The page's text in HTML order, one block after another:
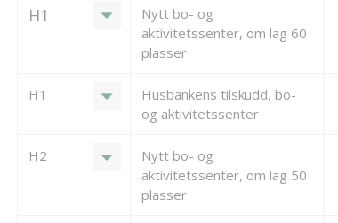
H1 arrow_drop_down
Nytt bo- og
aktivitetssenter, om lag 60
plasser
H1 arrow_drop_down
Husbankens tilskudd, bo-
og aktivitetssenter
H2 arrow_drop_down
Nytt bo- og
aktivitetssenter, om lag 50
plasser